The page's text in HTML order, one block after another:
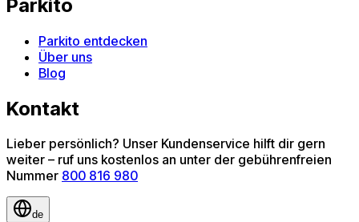
Parkito
Parkito entdecken
Über uns
Blog
Kontakt
Lieber persönlich? Unser Kundenservice hilft dir gern
weiter – ruf uns kostenlos an unter der gebührenfreien
Nummer 800 816 980
de